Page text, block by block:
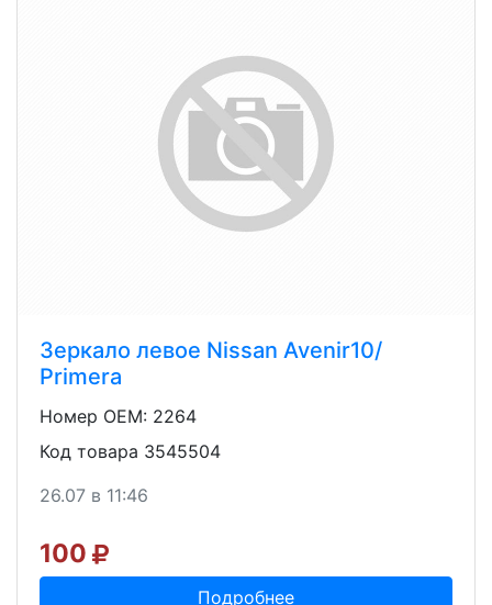
Зеркало левое Nissan Avenir10/
Primera
Номер OEM: 2264
Код товара 3545504
26.07 в 11:46
100
Подробнее